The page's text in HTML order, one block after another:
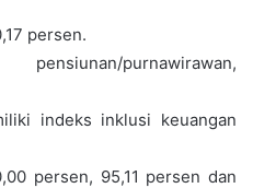
persen.
purnawirawan,
indeks inklusi keuangan
persen, 95,11 persen dan